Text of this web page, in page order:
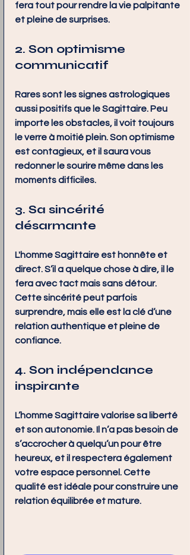
fera tout pour rendre la vie palpitante
et pleine de surprises.
2. Son optimisme
communicatif
Rares sont les signes astrologiques
aussi positifs que le Sagittaire. Peu
importe les obstacles, il voit toujours
le verre à moitié plein. Son optimisme
est contagieux, et il saura vous
redonner le sourire même dans les
moments difficiles.
3. Sa sincérité
désarmante
L'homme Sagittaire est honnête et
direct. S’il a quelque chose à dire, il le
fera avec tact mais sans détour.
Cette sincérité peut parfois
surprendre, mais elle est la clé d’une
relation authentique et pleine de
confiance.
4. Son indépendance
inspirante
L’homme Sagittaire valorise sa liberté
et son autonomie. Il n’a pas besoin de
s’accrocher à quelqu’un pour être
heureux, et il respectera également
votre espace personnel. Cette
qualité est idéale pour construire une
relation équilibrée et mature.